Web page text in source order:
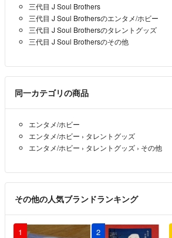
三代目 J Soul Brothers
三代目 J Soul Brothersのエンタメ/ホビー
三代目 J Soul Brothersのタレントグッズ
三代目 J Soul Brothersのその他
同一カテゴリの商品
エンタメ/ホビー
エンタメ/ホビー › タレントグッズ
エンタメ/ホビー › タレントグッズ › その他
その他の人気ブランドランキング
1 2